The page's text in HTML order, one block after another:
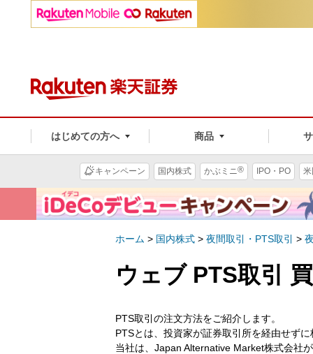
はじめての方へ 商品
キャンペーン 国内株式 かぶミニ® IPO・PO
ホーム > 国内株式 > 夜間取引・PTS取引 >
ウェブ PTS取引
PTS取引の注文方法をご紹介します。
PTSとは、投資家が証券取引所を経由せず
当社は、Japan Alternative Market株式会社